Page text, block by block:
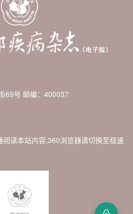
69号 邮编：400037
读本站内容,360浏览器请切换至极速